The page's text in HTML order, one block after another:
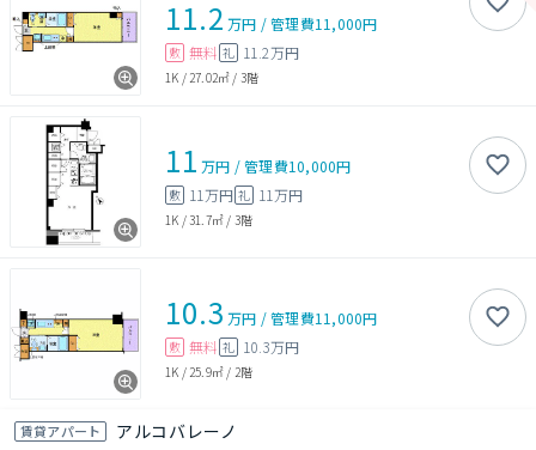
11.2 万円 /管理費11,000円
敷 無料 礼 11.2万円
1K /27.02㎡ / 3階
11 万円 /管理費10,000円
敷 11万円 礼 11万円
1K /31.7㎡ / 3階
10.3 万円 /管理費11,000円
敷 無料 礼 10.3万円
1K / 25.9㎡ / 2階
賃貸アパート アルコバレーノ